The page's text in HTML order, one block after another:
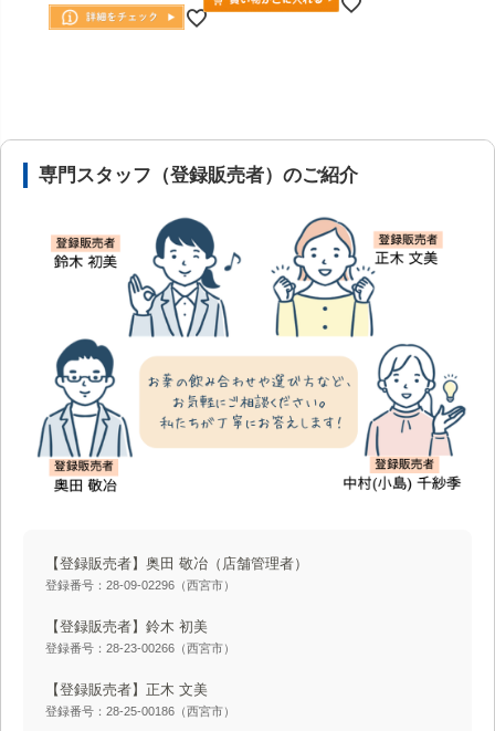
専門スタッフ（登録販売者）のご紹介
【登録販売者】奥田 敬冶 （店舗管理者）
登録番号：28-09-02296（西宮市）
【登録販売者】鈴木 初美
登録番号：28-23-00266（西宮市）
【登録販売者】正木 文美
登録番号：28-25-00186（西宮市）